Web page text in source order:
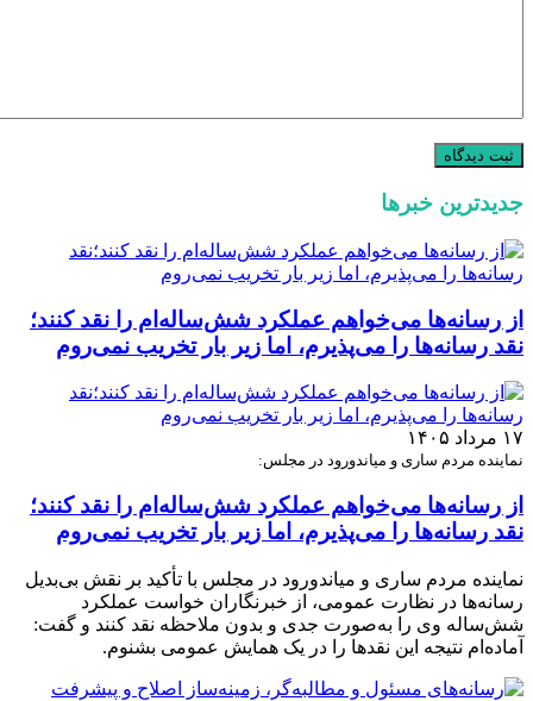
جدیدترین خبرها
از رسانه‌ها می‌خواهم عملکرد شش‌ساله‌ام را نقد کنند؛
نقد رسانه‌ها را می‌پذیرم، اما زیر بار تخریب نمی‌روم
۱۷ مرداد ۱۴۰۵
نماینده مردم ساری و میاندورود در مجلس:
از رسانه‌ها می‌خواهم عملکرد شش‌ساله‌ام را نقد کنند؛
نقد رسانه‌ها را می‌پذیرم، اما زیر بار تخریب نمی‌روم
نماینده مردم ساری و میاندورود در مجلس با تأکید بر نقش بی‌بدیل
رسانه‌ها در نظارت عمومی، از خبرنگاران خواست عملکرد
شش‌ساله وی را به‌صورت جدی و بدون ملاحظه نقد کنند و گفت:
آماده‌ام نتیجه این نقدها را در یک همایش عمومی بشنوم.